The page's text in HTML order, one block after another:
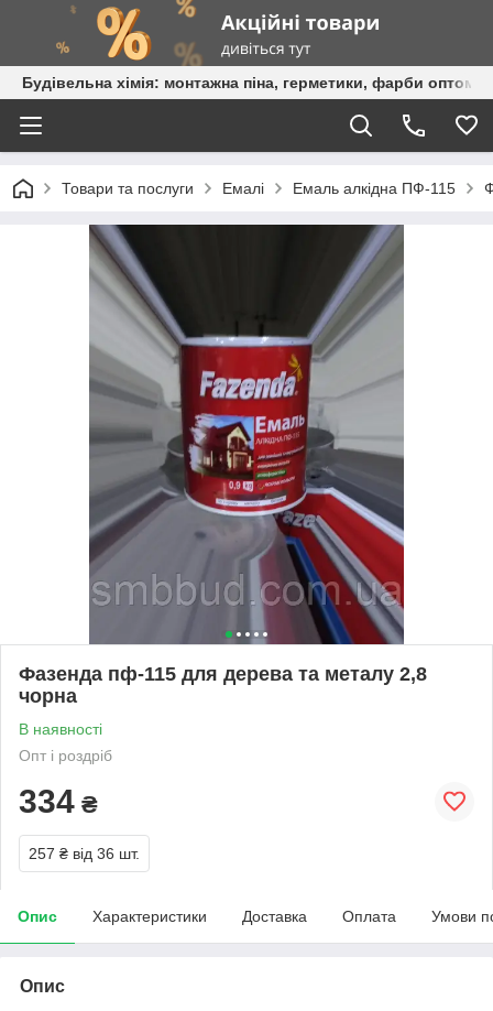
Будівельна хімія: монтажна піна, герметики, фарби оптом
Товари та послуги Емалі Емаль алкідна ПФ-115
Фазенда пф-115 для дерева та металу 2,8
чорна
В наявності
Опт і роздріб
334 ₴
257 ₴ від 36 шт.
Опис Характеристики Доставка Оплата Умови
Опис